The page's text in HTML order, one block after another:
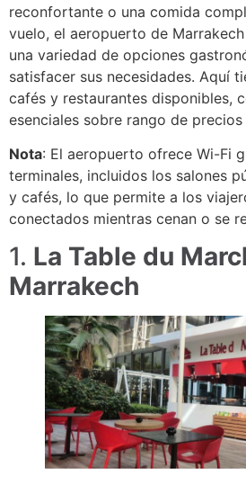
reconfortante o una comida
vuelo, el aeropuerto de
una variedad de opciones
satisfacer sus necesidades. Aquí
cafés y restaurantes disponibles,
esenciales sobre rango de
Nota: El aeropuerto ofrece Wi-Fi
terminales, incluidos los salones
y cafés, lo que permite a los
conectados mientras cenan o se
1. La Table du
Marrakech